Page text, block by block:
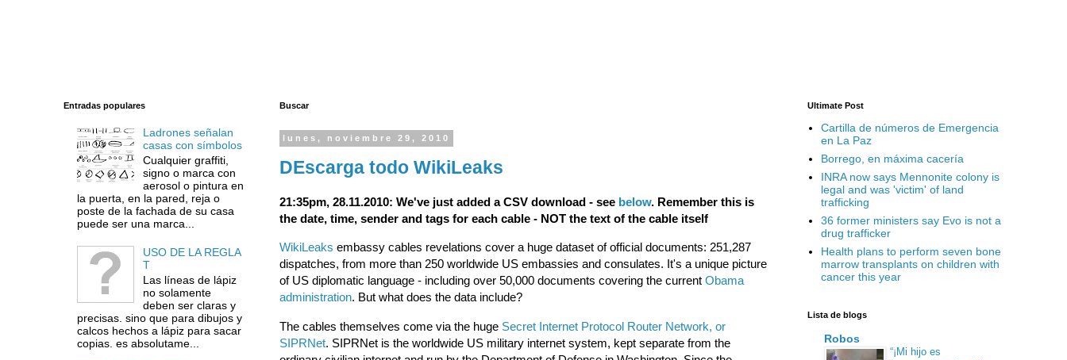
Buscar
lunes, noviembre 29, 2010
DEscarga todo WikiLeaks
21:35pm, 28.11.2010: We've just added a CSV download - see below. Remember this is
the date, time, sender and tags for each cable - NOT the text of the cable itself
WikiLeaks embassy cables revelations cover a huge dataset of official documents: 251,287
dispatches, from more than 250 worldwide US embassies and consulates. It's a unique picture
of US diplomatic language - including over 50,000 documents covering the current Obama
administration. But what does the data include?
The cables themselves come via the huge Secret Internet Protocol Router Network, or
SIPRNet. SIPRNet is the worldwide US military internet system, kept separate from the
Entradas populares
Ladrones señalan
casas con símbolos
Cualquier graffiti,
signo o marca con
aerosol o pintura en
la puerta, en la pared, reja o
poste de la fachada de su casa
puede ser una marca...
USO DE LA REGLA
T
Las líneas de lápiz
no solamente
deben ser claras y
precisas. sino que para dibujos y
calcos hechos a lápiz para sacar
copias. es absolutame...
Ultimate Post
Cartilla de números de Emergencia
en La Paz
Borrego, en máxima cacería
INRA now says Mennonite colony is
legal and was 'victim' of land
trafficking
36 former ministers say Evo is not a
drug trafficker
Health plans to perform seven bone
marrow transplants on children with
cancer this year
Lista de blogs
Robos
“¡Mi hijo es